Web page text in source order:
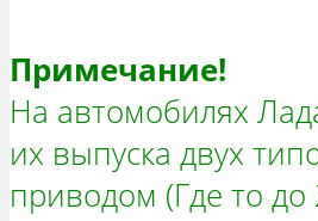
Примечание!
На автомобилях
их выпуска двух
приводом (Где то